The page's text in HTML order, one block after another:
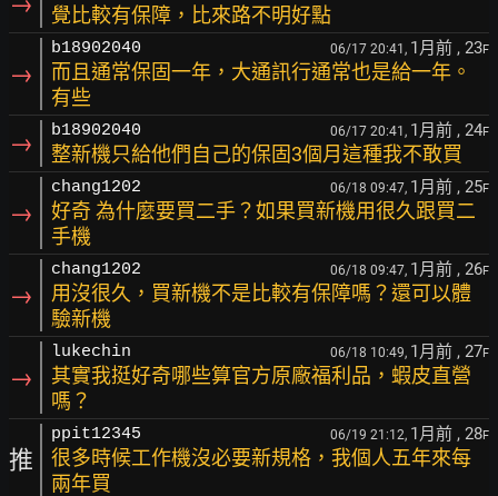
覺比較有保障，比來路不明好點
→
b18902040 06/17 20:41, 1月前 , 23F
而且通常保固一年，大通訊行通常也是給一年。
有些
→ b18902040 06/17 20:41, 1月前 , 24F
整新機只給他們自己的保固3個月這種我不敢買
→
chang1202 06/18 09:47, 1月前 , 25F
好奇 為什麼要買二手？如果買新機用很久跟買二
手機
→
chang1202 06/18 09:47, 1月前 , 26F
用沒很久，買新機不是比較有保障嗎？還可以體
驗新機
→
lukechin 06/18 10:49, 1月前 , 27F
其實我挺好奇哪些算官方原廠福利品，蝦皮直營
嗎？
推
ppit12345 06/19 21:12, 1月前 , 28F
很多時候工作機沒必要新規格，我個人五年來每
兩年買